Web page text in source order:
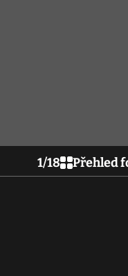
1/18 Přehled